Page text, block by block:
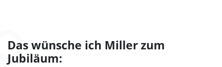
Das wünsche ich Miller zum
Jubiläum: